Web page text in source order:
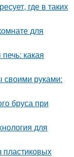
где в таких
для
какая
своими руками:
бруса при
для
пластиковых